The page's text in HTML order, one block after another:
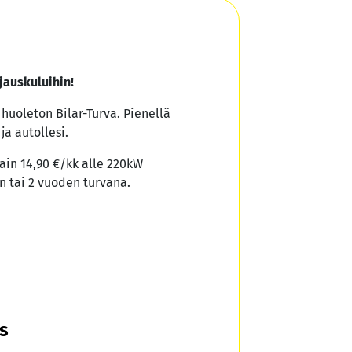
Bilar-Turva. Pienellä
autollesi.
14,90 €/kk alle 220kW
tai 2 vuoden turvana.